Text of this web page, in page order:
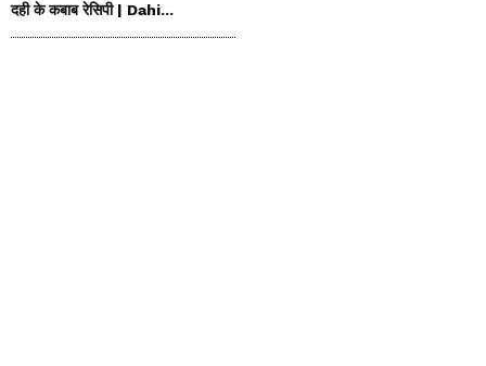
दही के कबाब रेसिपी | Dahi...